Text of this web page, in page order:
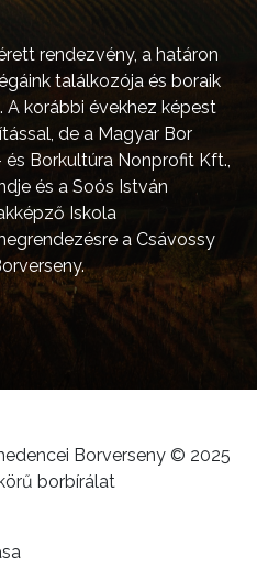
rendezvény, a határon
találkozója és boraik
korábbi évekhez képest
de a Magyar Bor
Borkultúra Nonprofit Kft.,
és a Soós István
Iskola
a Csávossy
Borverseny © 2025
borbírálat